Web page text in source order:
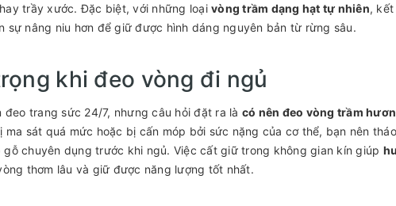
trầy xước. Đặc biệt, với những loại vòng trầm dạng hạt tự nhiên,
sự nâng niu hơn để giữ được hình dáng nguyên bản từ rừng sâu.
khi đeo vòng đi ngủ
đeo trang sức 24/7, nhưng câu hỏi đặt ra là có nên đeo vòng trầm
ma sát quá mức hoặc bị cấn móp bởi sức nặng của cơ thể, bạn nên tháo
gỗ chuyên dụng trước khi ngủ. Việc cất giữ trong không gian kín giúp
thơm lâu và giữ được năng lượng tốt nhất.